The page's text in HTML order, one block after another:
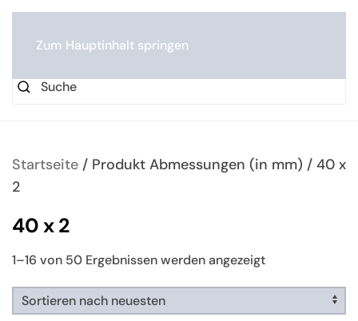
Zum Hauptinhalt springen
Startseite / Produkt Abmessungen (in mm) / 40 x
2
40 x 2
1–16 von 50 Ergebnissen werden angezeigtNach
sortiert